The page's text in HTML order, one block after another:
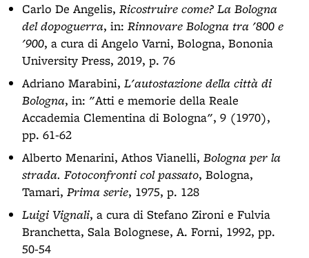
Carlo De Angelis, Ricostruire come? La Bologna
del dopoguerra, in: Rinnovare Bologna tra '800 e
'900, a cura di Angelo Varni, Bologna, Bononia
University Press, 2019, p. 76
Adriano Marabini, L'autostazione della città di
Bologna, in: "Atti e memorie della Reale
Accademia Clementina di Bologna", 9 (1970),
pp. 61-62
Alberto Menarini, Athos Vianelli, Bologna per la
strada. Fotoconfronti col passato, Bologna,
Tamari, Prima serie, 1975, p. 128
Luigi Vignali, a cura di Stefano Zironi e Fulvia
Branchetta, Sala Bolognese, A. Forni, 1992, pp.
50-54